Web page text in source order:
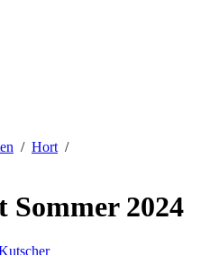
Hort
2024